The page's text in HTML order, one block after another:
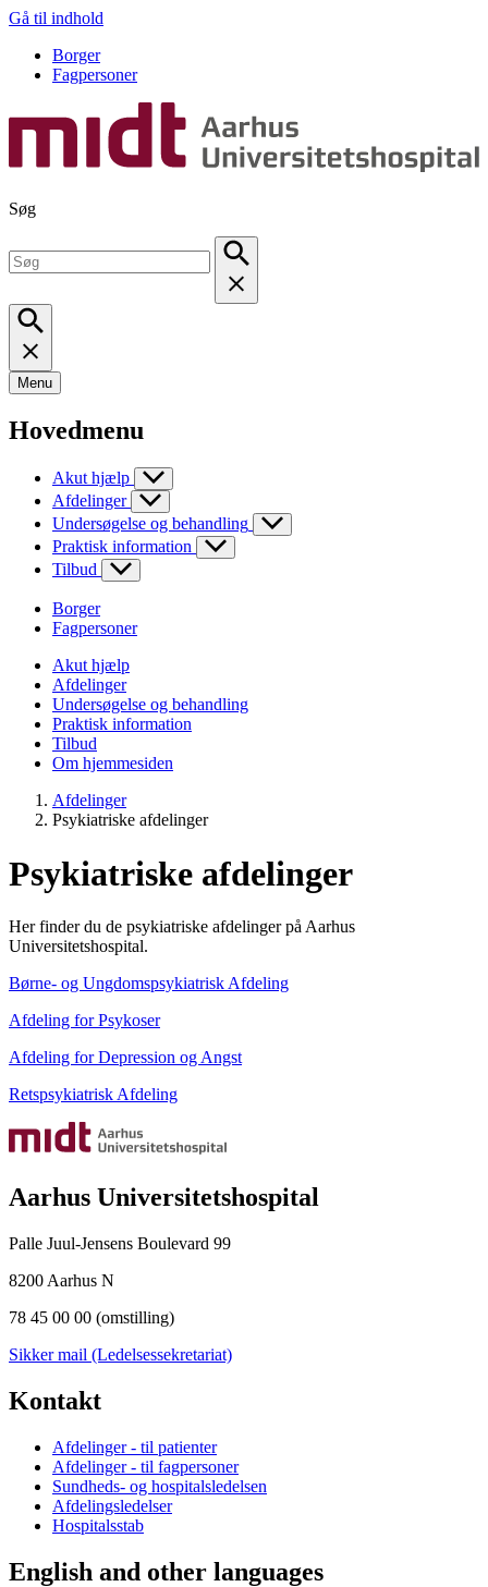
Gå til indhold
Borger
Fagpersoner
Søg
Menu
Hovedmenu
Akut hjælp
Afdelinger
Undersøgelse og behandling
Praktisk information
Tilbud
Borger
Fagpersoner
Akut hjælp
Afdelinger
Undersøgelse og behandling
Praktisk information
Tilbud
Om hjemmesiden
Afdelinger
Psykiatriske afdelinger
Psykiatriske afdelinger
Her finder du de psykiatriske afdelinger på Aarhus
Universitetshospital.
Børne- og Ungdomspsykiatrisk Afdeling
Afdeling for Psykoser
Afdeling for Depression og Angst
Retspsykiatrisk Afdeling
Aarhus Universitetshospital
Palle Juul-Jensens Boulevard 99
8200 Aarhus N
78 45 00 00 (omstilling)
Sikker mail (Ledelsessekretariat)
Kontakt
Afdelinger - til patienter
Afdelinger - til fagpersoner
Sundheds- og hospitalsledelsen
Afdelingsledelser
Hospitalsstab
English and other languages